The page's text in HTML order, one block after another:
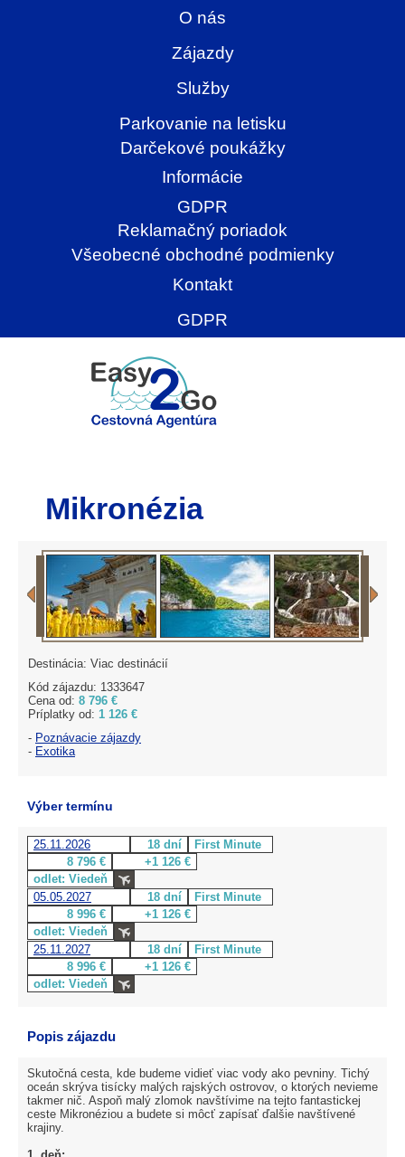
O nás
Zájazdy
Služby
Parkovanie na letisku
Darčekové poukážky
Informácie
GDPR
Reklamačný poriadok
Všeobecné obchodné podmienky
Kontakt
GDPR
Mikronézia
Destinácia: Viac destinácií
Kód zájazdu: 1333647
Cena od: 8 796 €
Príplatky od: 1 126 €
- Poznávacie zájazdy
- Exotika
Výber termínu
25.11.2026 18 dní
First Minute
8 796 €
+1 126 €
odlet: Viedeň
05.05.2027
18 dní
First Minute
8 996 €
+1 126 €
odlet: Viedeň
25.11.2027
18 dní
First Minute
8 996 €
+1 126 €
odlet: Viedeň
Popis zájazdu
Skutočná cesta, kde budeme vidieť viac vody ako pevniny. Tichý
oceán skrýva tisícky malých rajských ostrovov, o ktorých nevieme
takmer nič. Aspoň malý zlomok navštívime na tejto fantastickej
ceste Mikronéziou a budete si môcť zapísať ďalšie navštívené
krajiny.